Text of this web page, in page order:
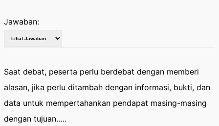
Jawaban:
Saat debat, peserta perlu berdebat dengan memberi
alasan, jika perlu ditambah dengan informasi, bukti, dan
data untuk mempertahankan pendapat masing-masing
dengan tujuan.….